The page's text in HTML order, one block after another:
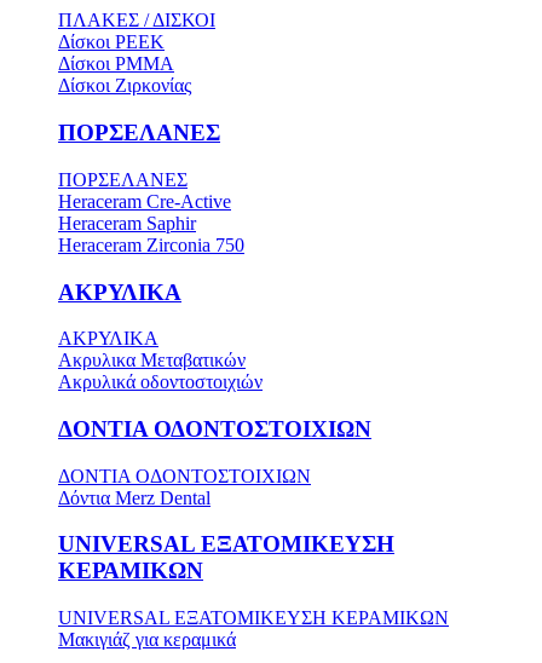
ΠΛΑΚΕΣ / ΔΙΣΚΟΙ
Δίσκοι PEEK
Δίσκοι PMMA
Δίσκοι Ζιρκονίας
ΠΟΡΣΕΛΑΝΕΣ
ΠΟΡΣΕΛΑΝΕΣ
Heraceram Cre-Active
Heraceram Saphir
Heraceram Zirconia 750
ΑΚΡΥΛΙΚΑ
ΑΚΡΥΛΙΚΑ
Ακρυλικα Μεταβατικών
Ακρυλικά οδοντοστοιχιών
ΔΟΝΤΙΑ ΟΔΟΝΤΟΣΤΟΙΧΙΩΝ
ΔΟΝΤΙΑ ΟΔΟΝΤΟΣΤΟΙΧΙΩΝ
Δόντια Merz Dental
UNIVERSAL ΕΞΑΤΟΜΙΚΕΥΣΗ
ΚΕΡΑΜΙΚΩΝ
UNIVERSAL ΕΞΑΤΟΜΙΚΕΥΣΗ ΚΕΡΑΜΙΚΩΝ
Μακιγιάζ για κεραμικά